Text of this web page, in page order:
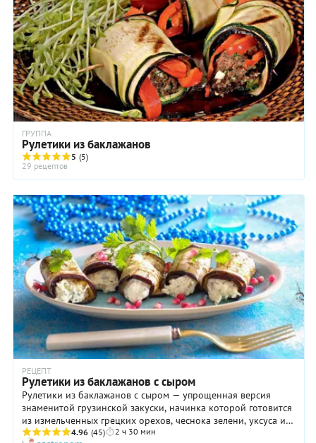
ГРУППА
Рулетики из баклажанов
5 (5)
29 рецептов
РЕЦЕПТ
Рулетики из баклажанов с сыром
Рулетики из баклажанов с сыром — упрощенная версия
знаменитой грузинской закуски, начинка которой готовится
из измельченных грецких орехов, чеснока зелени, уксуса и
специй. Иногда в нее добавляют натуральный йогурт или
4.96 (45) 2 ч 30 мин